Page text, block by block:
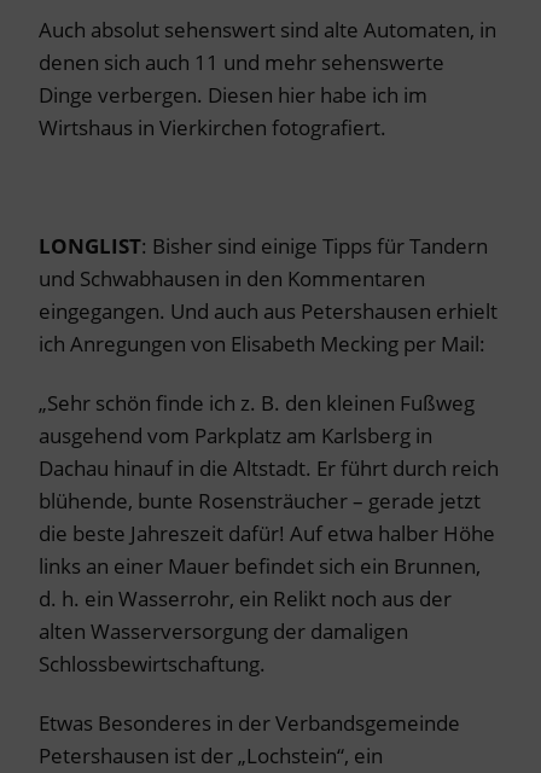
Auch absolut sehenswert sind alte Automaten, in
denen sich auch 11 und mehr sehenswerte
Dinge verbergen. Diesen hier habe ich im
Wirtshaus in Vierkirchen fotografiert.
LONGLIST: Bisher sind einige Tipps für Tandern
und Schwabhausen in den Kommentaren
eingegangen. Und auch aus Petershausen erhielt
ich Anregungen von Elisabeth Mecking per Mail:
„Sehr schön finde ich z. B. den kleinen Fußweg
ausgehend vom Parkplatz am Karlsberg in
Dachau hinauf in die Altstadt. Er führt durch reich
blühende, bunte Rosensträucher – gerade jetzt
die beste Jahreszeit dafür! Auf etwa halber Höhe
links an einer Mauer befindet sich ein Brunnen,
d. h. ein Wasserrohr, ein Relikt noch aus der
alten Wasserversorgung der damaligen
Schlossbewirtschaftung.
Etwas Besonderes in der Verbandsgemeinde
Petershausen ist der „Lochstein“, ein